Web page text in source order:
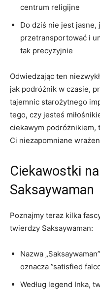
centrum ⁣religijne
Do dziś nie jest jasne,
przetransportować i
tak precyzyjnie
Odwiedzając ten
jak podróżnik ⁤w czasie,
⁤tajemnic starożytnego
‍tego, czy jesteś
ciekawym podróżnikiem,
‌Ci niezapomniane⁤
Ciekawostki
Saksaywaman
Poznajmy⁣ teraz ⁣kilka⁢
⁢twierdzy‌ Saksaywaman:
Nazwa
oznacza ⁣”satisfied‍
Według legend Inka,